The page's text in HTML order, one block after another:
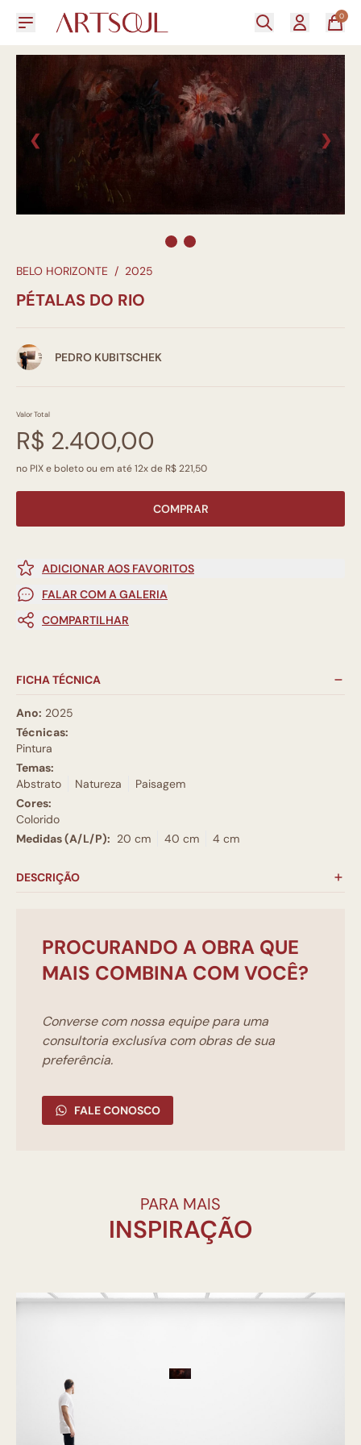
0
❮ ❯
BELO HORIZONTE / 2025
PÉTALAS DO RIO
PEDRO KUBITSCHEK
Valor Total
R$ 2.400,00
no PIX e boleto ou em até 12x de R$ 221,50
COMPRAR
ADICIONAR AOS FAVORITOS
FALAR COM A GALERIA
COMPARTILHAR
FICHA TÉCNICA
Ano: 2025
Técnicas:
Pintura
Temas:
Abstrato
Natureza
Paisagem
Cores:
Colorido
Medidas (A/L/P): 20 cm 40 cm 4 cm
DESCRIÇÃO
PROCURANDO A OBRA QUE
MAIS COMBINA COM VOCÊ?
Converse com nossa equipe para uma
consultoria exclusíva com obras de sua
preferência.
FALE CONOSCO
PARA MAIS
INSPIRAÇÃO